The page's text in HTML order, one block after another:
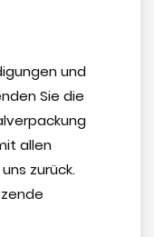
und
Sie die
allen
zurück.